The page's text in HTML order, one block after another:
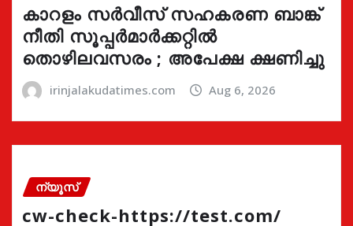
കാറളം സർവീസ് സഹകരണ ബാങ്ക്
നീതി സൂപ്പർമാർക്കറ്റിൽ
തൊഴിലവസരം ; അപേക്ഷ ക്ഷണിച്ചു
irinjalakudatimes.com Aug 6, 2026
ന്യൂസ്
cw-check-https://test.com/